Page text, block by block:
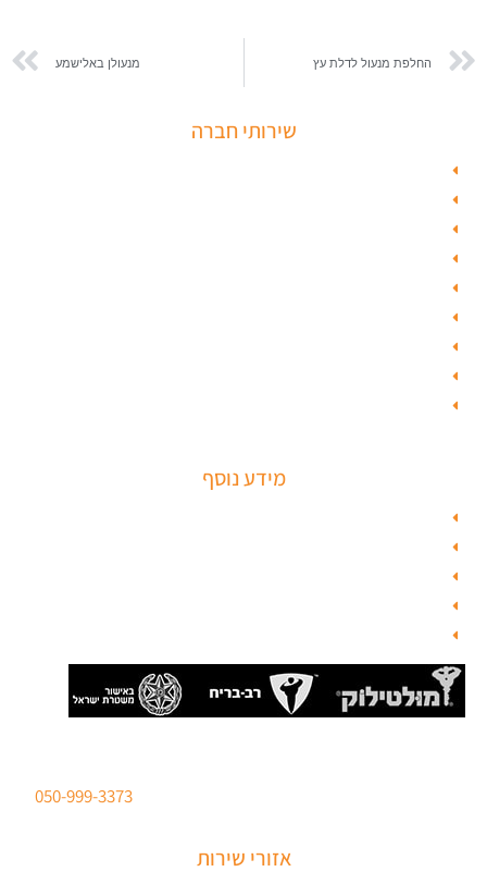
החלפת מנעול לדלת עץ מנעולן באלישמע
שירותי חברה
פורץ כספות
תיקון דלת זכוכית
פורץ רכבים
תיקון דלת
ציפוי דלתות
טפט לדלת פלדלת
טפט לפלדלת
ציפוי דלתות פנים
מנעולים חכמים
מידע נוסף
מפת האתר
צור קשר
בלוג תל אביב
מנעולן
בלוג
050-999-3373
אזורי שירות